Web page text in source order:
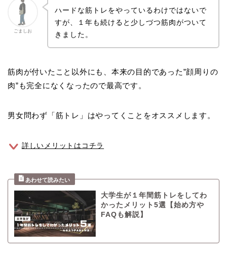
ごましお
ハードな筋トレをやっているわけではないで
すが、１年も続けると少しづつ筋肉がついて
きました。
筋肉が付いたこと以外にも、本来の目的であった”顔周りの
肉”も完全になくなったので最高です。
男女問わず「筋トレ」はやってくことをオススメします。
詳しいメリットはコチラ
大学生が１年間筋トレをしてわ
かったメリット5選【始め方や
FAQも解説】